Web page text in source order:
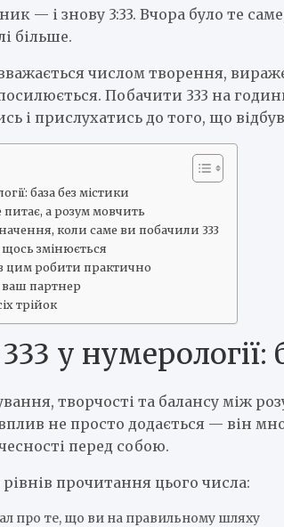
— і знову 3:33. Вчора було те
більше.
числом творення,
Побачити 333 на
і прислухатись до того, що
база без містики
питає, а розум мовчить
коли саме ви побачили 333
щось змінюється
з цим робити практично
ваш партнер
трійок
у нумерології:
творчості та балансу між
не просто додається — він
перед собою.
рівнів прочитання цього числа:
про те, що ви на правильному шляху